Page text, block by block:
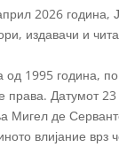
2026
издавачи и
од 1995 година,
права. Датумот
Мигел де
влијание врз